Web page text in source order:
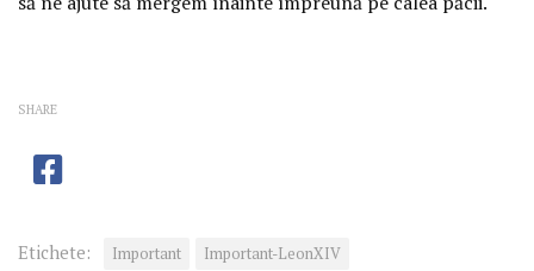
SHARE
Etichete: Important Important-LeonXIV